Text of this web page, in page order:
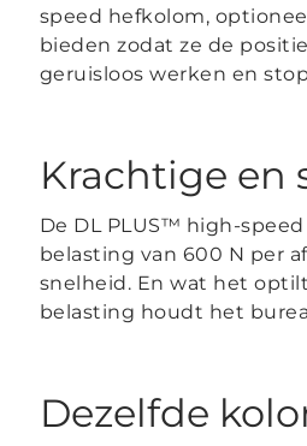
speed hefkolom,
bieden zodat ze de
geruisloos werken en
Krachtige en
De DL PLUS™ high-
belasting van 600 N per
snelheid. En wat het
belasting houdt het
Dezelfde